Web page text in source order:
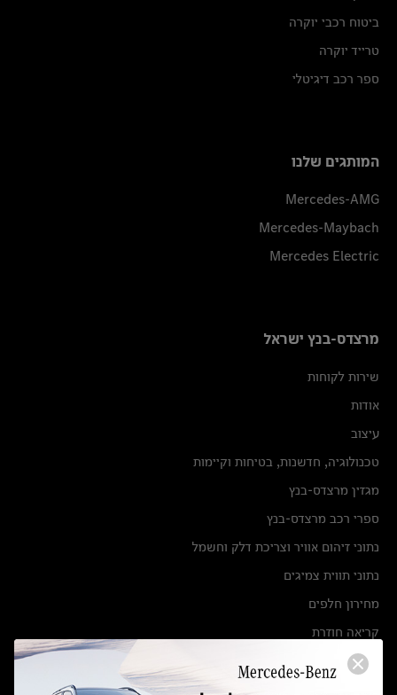
ביטוח רכבי יוקרה
טרייד יוקרה
ספר רכב דיגיטלי
המותגים שלנו
Mercedes-AMG
Mercedes-Maybach
Mercedes Electric
מרצדס-בנץ ישראל
שירות לקוחות
אודות
עיצוב
טכנולוגיה, חדשנות, בטיחות וקיימות
מגזין מרצדס-בנץ
ספרי רכב מרצדס-בנץ
נתוני זיהום אוויר וצריכת דלק וחשמל
נתוני תווית צמיגים
מחירון חלפים
קריאה חוזרת
הודעה על הטבות לרכבי מרצדס בהסדר פשרה בתצ 56447-02-19